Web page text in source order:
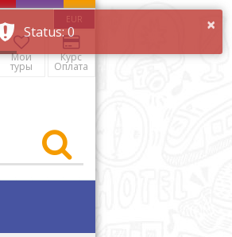
EUR
Мои
туры
Курс
Оплата
×
Status: 0